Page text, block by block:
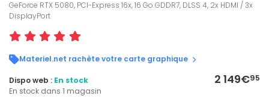
GeForce RTX 5080, PCI-Express 16x, 16 Go GDDR7, DLSS 4, 2x HDMI / 3x
DisplayPort
Materiel.net rachète votre carte graphique
2 149€95
Dispo web : En stock
En stock dans 1 magasin